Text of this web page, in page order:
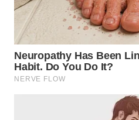
PRIANGAN
TIMUR
WN